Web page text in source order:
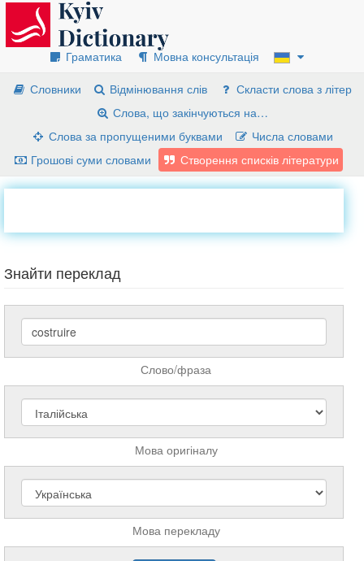
Граматика
Мовна консультація
Словники
Відмінювання слів
Скласти слова з літер
Слова, що закінчуються на…
Слова за пропущеними буквами
Числа словами
Грошові суми словами
Створення списків літератури
Знайти переклад
Слово/фраза
Мова оригіналу
Мова перекладу